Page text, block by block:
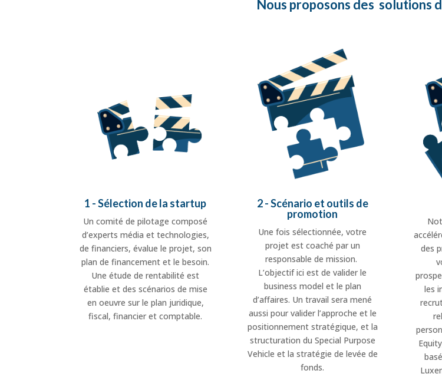
Nous proposons des solutions
1 - Sélection de la startup
Un comité de pilotage composé
d’experts média et technologies,
de financiers, évalue le projet, son
plan de financement et le besoin.
Une étude de rentabilité est
établie et des scénarios de mise
en oeuvre sur le plan juridique,
fiscal, financier et comptable.
2 - Scénario et outils de
promotion
Une fois sélectionnée, votre
projet est coaché par un
responsable de mission.
L’objectif ici est de valider le
business model et le plan
d’affaires. Un travail sera mené
aussi pour valider l’approche et le
positionnement stratégique, et la
structuration du Special Purpose
Vehicle et la stratégie de levée de
fonds.
des
les